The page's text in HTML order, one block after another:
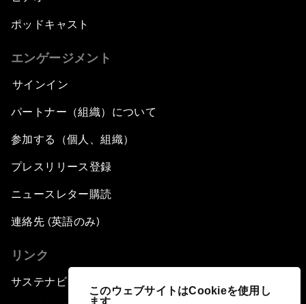
このウェブサイトはCookieを使用し
ます
ポッドキャスト
エンゲージメント
サインイン
パートナー（組織）について
参加する（個人、組織）
プレスリリース登録
ニュースレター購読
連絡先 (英語のみ)
リンク
サステナビリティへの取り組み